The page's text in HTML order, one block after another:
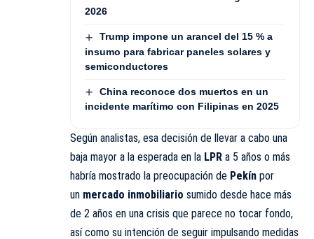
2026
Trump impone un arancel del 15 % a
insumo para fabricar paneles solares y
semiconductores
China reconoce dos muertos en un
incidente marítimo con Filipinas en 2025
Según analistas, esa decisión de llevar a cabo una
baja mayor a la esperada en la LPR a 5 años o más
habría mostrado la preocupación de Pekín por
un mercado inmobiliario sumido desde hace más
de 2 años en una crisis que parece no tocar fondo,
así como su intención de seguir impulsando medidas